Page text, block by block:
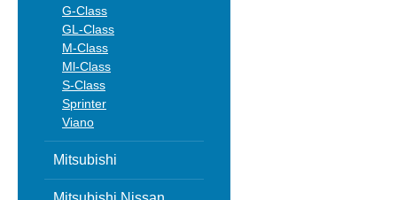
G-Class
GL-Class
M-Class
Ml-Class
S-Class
Sprinter
Viano
Mitsubishi